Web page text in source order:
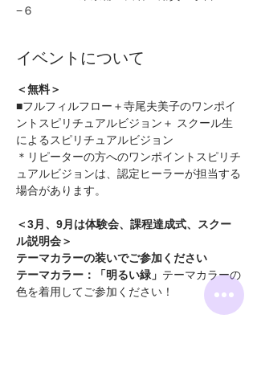
−６
イベントについて
＜無料＞
■フルフィルフロー＋寺尾夫美子のワンポイ
ントスピリチュアルビジョン＋ スクール生
によるスピリチュアルビジョン
＊リピーターの方へのワンポイントスピリチ
ュアルビジョンは、認定ヒーラーが担当する
場合があります。
＜3月、9月は体験会、課程達成式、スクー
ル説明会＞
テーマカラーの装いでご参加ください
テーマカラー：「明るい緑」 テーマカラーの
色を着用してご参加ください！